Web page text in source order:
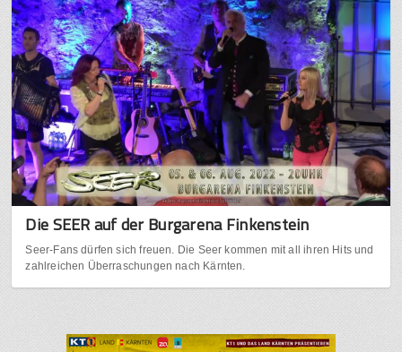
Die SEER auf der Burgarena Finkenstein
Seer-Fans dürfen sich freuen. Die Seer kommen mit all ihren Hits und
zahlreichen Überraschungen nach Kärnten.